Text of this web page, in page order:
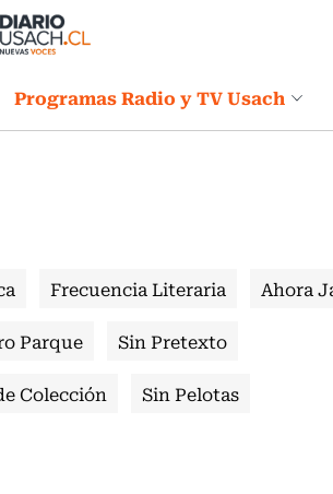
Programas Radio y TV Usach
Frecuencia Literaria
Ahora
Parque
Sin Pretexto
Colección
Sin Pelotas